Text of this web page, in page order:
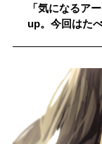
#男性SSW #ポ
#ヒップホップ
記事一覧
お問い合わせ
記事リクエスト
「気になるア
up。今回はた